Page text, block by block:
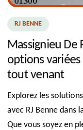
RJ BENNE
Massignieu De
options
tout venant
Explorez les
avec RJ Benne dans
Que vous soyez en